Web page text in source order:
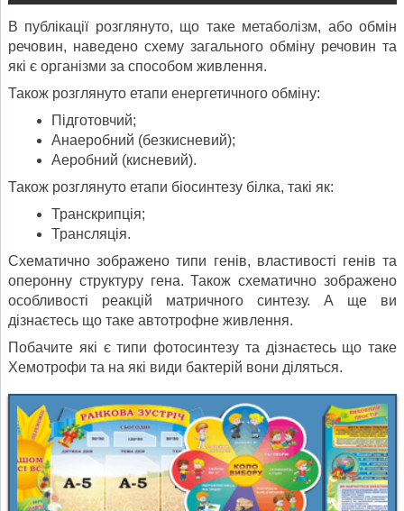
В публікації розглянуто, що таке метаболізм, або обмін
речовин, наведено схему загального обміну речовин та
які є організми за способом живлення.
Також розглянуто етапи енергетичного обміну:
Підготовчий;
Анаеробний (безкисневий);
Аеробний (кисневий).
Також розглянуто етапи біосинтезу білка, такі як:
Транскрипція;
Трансляція.
Схематично зображено типи генів, властивості генів та
оперонну структуру гена. Також схематично зображено
особливості реакцій матричного синтезу. А ще ви
дізнаєтесь що таке автотрофне живлення.
Побачите які є типи фотосинтезу та дізнаєтесь що таке
Хемотрофи та на які види бактерій вони діляться.